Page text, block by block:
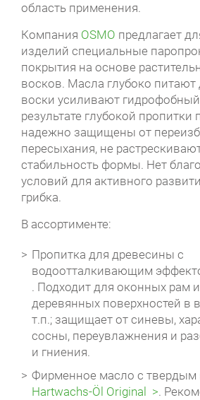
область применения.
Компания OSMO предлагает
изделий специальные
покрытия на основе
восков. Масла глубоко питают
воски усиливают
результате глубокой
надежно защищены от
пересыхания, не
стабильность формы. Нет
условий для активного
грибка.
В ассортименте:
Пропитка для древесины с
водоотталкивающим
. Подходит для оконных рам
деревянных поверхностей в
т.п.; защищает от синевы,
сосны, переувлажнения и
и гниения.
Фирменное масло с твердым
Hartwachs-Öl Original
.